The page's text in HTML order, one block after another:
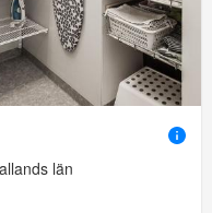
län